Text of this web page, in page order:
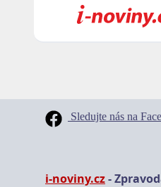
Sledujte nás na
i-noviny.cz-